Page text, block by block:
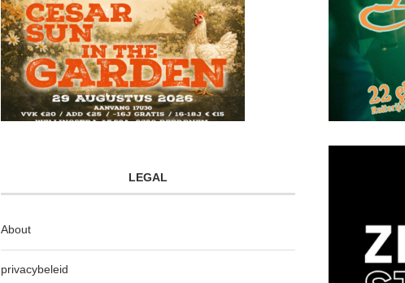
LEGAL
About
privacybeleid